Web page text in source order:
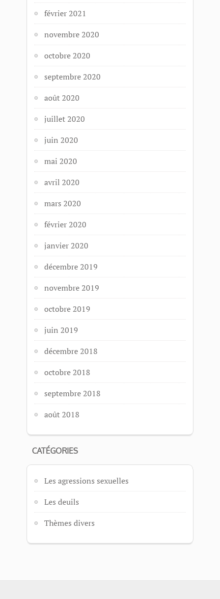
février 2021
novembre 2020
octobre 2020
septembre 2020
août 2020
juillet 2020
juin 2020
mai 2020
avril 2020
mars 2020
février 2020
janvier 2020
décembre 2019
novembre 2019
octobre 2019
juin 2019
décembre 2018
octobre 2018
septembre 2018
août 2018
CATÉGORIES
Les agressions sexuelles
Les deuils
Thèmes divers